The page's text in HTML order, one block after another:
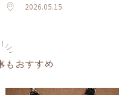
2026.05.15
もおすすめ